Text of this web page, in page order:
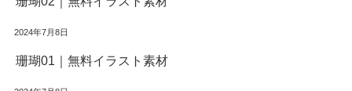
2024年7月8日
珊瑚01｜無料イラスト素材